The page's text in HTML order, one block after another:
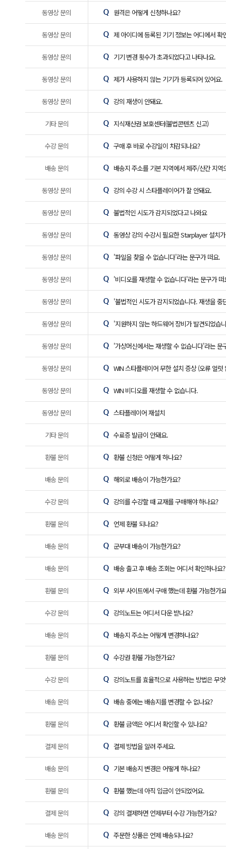
동영상 문의 원격은 어떻게 신청하나요?
동영상 문의 제 아이디에 등록된 기기 정보는 어디에서 확
동영상 문의 기기 변경 횟수가 초과되었다고 나타나요.
동영상 문의 제가 사용하지 않는 기기가 등록되어 있어요.
동영상 문의 강의 재생이 안돼요.
기타 문의 지식재산권 보호센터(불법콘텐츠 신고)
수강 문의 구매 후 바로 수강일이 차감되나요?
배송 문의 배송지 주소를 기본 지역에서 제주/산간 지
동영상 문의 강의 수강 시 스타플레이어가 잘 안돼요.
동영상 문의 불법적인 시도가 감지되었다고 나와요
동영상 문의 동영상 강의 수강시 필요한 Starplayer 설치
동영상 문의 '파일을 찾을 수 없습니다'라는 문구가 떠요.
동영상 문의 '비디오를 재생할 수 없습니다'라는 문구가 떠
동영상 문의 '불법적인 시도가 감지되었습니다. 재생을 중
동영상 문의 '지원하지 않는 하드웨어 장비가 발견되었습
동영상 문의 '가상머신에서는 재생할 수 없습니다'라는 문
동영상 문의 WIN 스타플레이어 무한 설치 증상 (오류 얼
동영상 문의 WIN 비디오를 재생할 수 없습니다.
동영상 문의 스타플레이어 재설치
기타 문의 수료증 발급이 안돼요.
환불 문의 환불 신청은 어떻게 하나요?
배송 문의 해외로 배송이 가능한가요?
수강 문의 강의를 수강할 때 교재를 구매해야 하나요?
환불 문의 언제 환불 되나요?
배송 문의 군부대 배송이 가능한가요?
배송 문의 배송 출고 후 배송 조회는 어디서 확인하나요?
환불 문의 외부 사이트에서 구매 했는데 환불 가능한가
수강 문의 강의노트는 어디서 다운 받나요?
배송 문의 배송지 주소는 어떻게 변경하나요?
환불 문의 수강권 환불 가능한가요?
수강 문의 강의노트를 효율적으로 사용하는 방법은 무
배송 문의 배송 중에는 배송지를 변경할 수 없나요?
환불 문의 환불 금액은 어디서 확인할 수 있나요?
결제 문의 결제 방법을 알려 주세요.
배송 문의 기본 배송지 변경은 어떻게 하나요?
환불 문의 환불 했는데 아직 입금이 안되었어요.
결제 문의 강의 결제하면 언제부터 수강 가능한가요?
배송 문의 주문한 상품은 언제 배송되나요?